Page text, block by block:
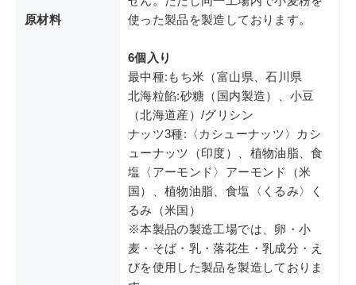
原材料
使った製品を製造しております。
6個入り
最中種:もち米（富山県、石川県
北海粒餡:砂糖（国内製造）、小豆
（北海道産）/グリシン
ナッツ3種:〈カシューナッツ〉カシ
ューナッツ（印度）、植物油脂、食
塩〈アーモンド〉アーモンド（米
国）、植物油脂、食塩〈くるみ〉く
るみ（米国）
※本製品の製造工場では、卵・小
麦・そば・乳・落花生・乳成分・え
びを使用した製品を製造しておりま